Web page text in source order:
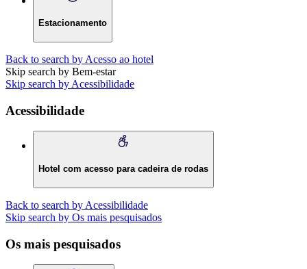
Estacionamento
Back to search by Acesso ao hotel
Skip search by Bem-estar
Skip search by Acessibilidade
Acessibilidade
Hotel com acesso para cadeira de rodas
Back to search by Acessibilidade
Skip search by Os mais pesquisados
Os mais pesquisados